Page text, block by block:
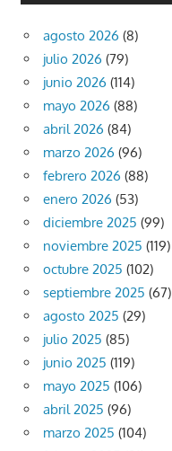
agosto 2026 (8)
julio 2026 (79)
junio 2026 (114)
mayo 2026 (88)
abril 2026 (84)
marzo 2026 (96)
febrero 2026 (88)
enero 2026 (53)
diciembre 2025 (99)
noviembre 2025 (119)
octubre 2025 (102)
septiembre 2025 (67)
agosto 2025 (29)
julio 2025 (85)
junio 2025 (119)
mayo 2025 (106)
abril 2025 (96)
marzo 2025 (104)